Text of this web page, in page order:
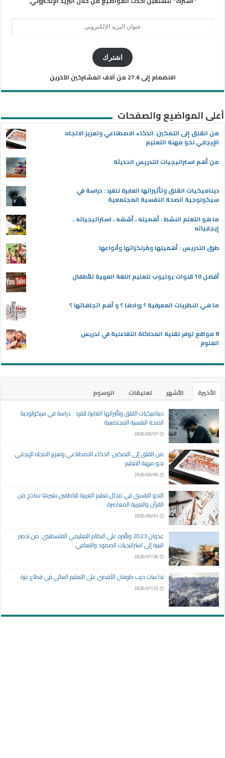
اشترك
الانضمام إلى 27.6 من آلاف المشتركين الآخرين
أعلى المواضيع والصفحات
من القلق إلى التمكين: الذكاء الاصطناعي وتعزيز الاتجاه
الإيجابي نحو مهنة التعليم
من أهم استراتيجيات التدريس الحديثة
ديناميكيات القلق وتأثيراتها العابرة للفرد : دراسة في
سيكولوجية الصحة النفسية المجتمعية
ما هو التعلم النشط : أهميته ـ أسُسُه ـ استراتيجياته ـ
إيجابياته
طرق التدريس : أهميتها ومُرتكزاتها وأنواعها
أفضل 10 قنوات يوتيوب لتعليم اللغة العربية للأطفال
ما هي النظريات المعرفية ؟ روادها ؟ و أهم اتجاهاتها ؟
8 مواقع توفر تقنية المحاكاة التفاعلية في تدريس
العلوم
الأخيرة الأشهر تعليقات
الوسوم
ديناميكيات القلق وتأثيراتها العابرة للفرد : دراسة في سيكولوجية
الصحة النفسية المجتمعية
2026/08/07
من القلق إلى التمكين: الذكاء الاصطناعي وتعزيز الاتجاه الإيجابي
نحو مهنة التعليم
2026/08/06
النحو النفسي في مجال تعليم العربية للناطقين بغيرها نماذج من
القرآن والعربية المعاصرة
2026/08/01
عدوان 2023 وتأثيره على النظام التعليمي الفلسطيني: من تدمير
البنية إلى استراتيجيات الصمود والتعافي
2026/07/26
تداعيات حرب طوفان الأقصى على التعليم العالي في قطاع غزة
2026/07/25